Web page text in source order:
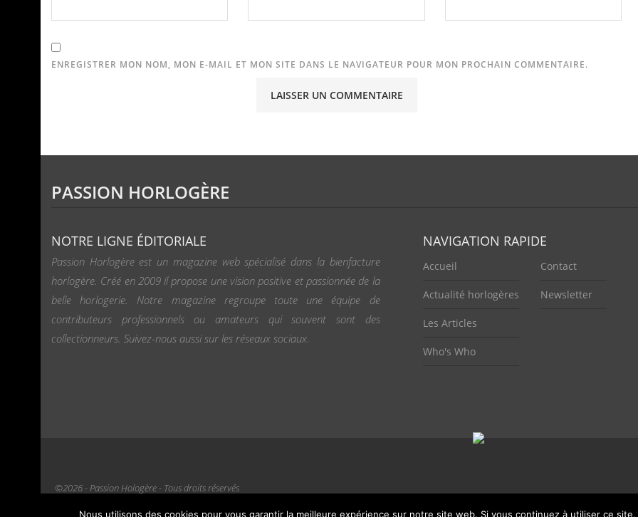
ENREGISTRER MON NOM, MON E-MAIL ET MON SITE DANS LE NAVIGATEUR POUR MON PROCHAIN COMMENTAIRE.
PASSION HORLOGÈRE
NOTRE LIGNE ÉDITORIALE
Passion Horlogère est un magazine web spécialisé dans la bienfacture
horlogère. Créé en 2009 il propose une vision positive et passionnée de la
belle horlogerie. Notre magazine regroupe toute une équipe de
contributeurs professionnels ou amateurs qui souvent sont des
collectionneurs. Suivez-nous aussi sur les réseaux sociaux.
NAVIGATION RAPIDE
Accueil
Actualité horlogères
Les Articles
Who's Who
Contact
Newsletter
©2026 - Passion Hologère - Tous droits réservés
Nous utilisons des cookies pour vous garantir la meilleure expérience sur notre site web. Si vous continuez à utiliser ce